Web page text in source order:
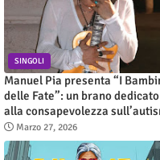
SINGOLI
Manuel Pia presenta “I
delle Fate”: un brano dedicato
alla consapevolezza
Marzo 27, 2026